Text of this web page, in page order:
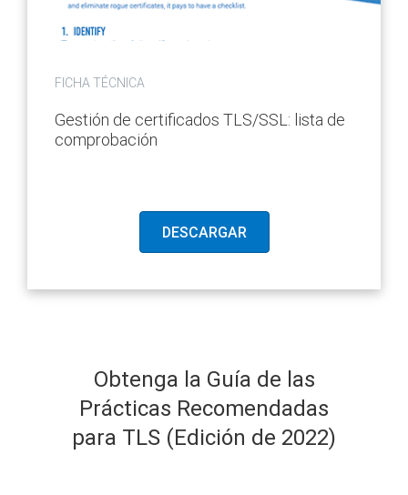
FICHA TÉCNICA
Gestión de certificados TLS/SSL: lista de
comprobación
DESCARGAR
Obtenga la Guía de las
Prácticas Recomendadas
para TLS (Edición de 2022)